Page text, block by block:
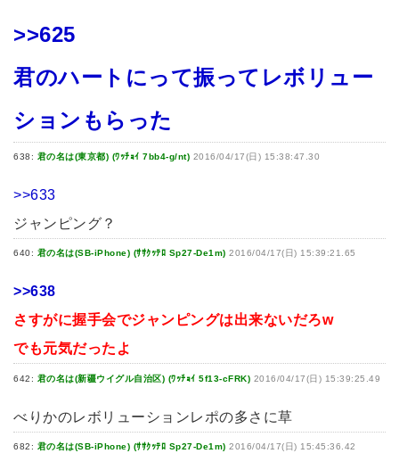
>>625
君のハートにって振ってレボリュー
ションもらった
638: 君の名は(東京都) (ﾜｯﾁｮｲ 7bb4-g/nt) 2016/04/17(日) 15:38:47.30
>>633
ジャンピング？
640: 君の名は(SB-iPhone) (ｻｻｸｯﾃﾛ Sp27-De1m) 2016/04/17(日) 15:39:21.65
>>638
さすがに握手会でジャンピングは出来ないだろw
でも元気だったよ
642: 君の名は(新疆ウイグル自治区) (ﾜｯﾁｮｲ 5f13-cFRK) 2016/04/17(日) 15:39:25.49
べりかのレボリューションレポの多さに草
682: 君の名は(SB-iPhone) (ｻｻｸｯﾃﾛ Sp27-De1m) 2016/04/17(日) 15:45:36.42